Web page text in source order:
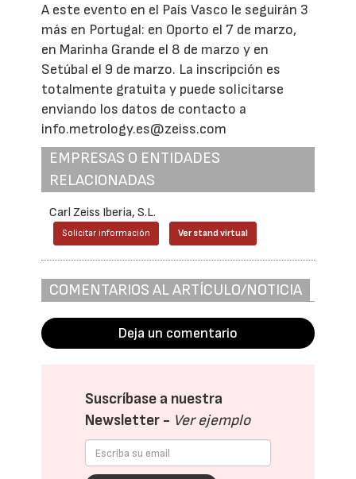
A este evento en el País Vasco le seguirán 3
más en Portugal: en Oporto el 7 de marzo,
en Marinha Grande el 8 de marzo y en
Setúbal el 9 de marzo. La inscripción es
totalmente gratuita y puede solicitarse
enviando los datos de contacto a
info.metrology.es@zeiss.com
EMPRESAS O ENTIDADES
RELACIONADAS
Carl Zeiss Iberia, S.L.
Solicitar información Ver stand virtual
COMENTARIOS AL ARTÍCULO/NOTICIA
Deja un comentario
Suscríbase a nuestra
Newsletter - Ver ejemplo